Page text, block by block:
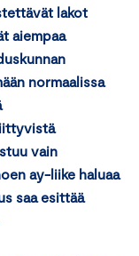
lakot
aiempaa
normaalissa
vain
ay-liike haluaa
saa esittää